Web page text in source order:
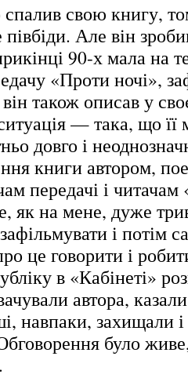
свою книгу,
Але він
90-х мала на
«Проти ночі»,
також описав у
— така, що її
довго і
книги автором,
передачі і читачам
як на мене, дуже
і потім
це говорити і
в «Кабінеті»
автора,
навпаки, захищали і
було